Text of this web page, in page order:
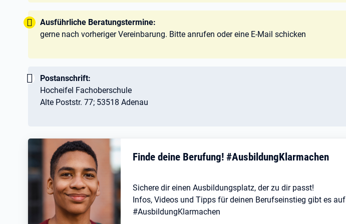
Tipp:
Ausführliche Beratungstermine:
gerne nach vorheriger Vereinbarung. Bitte anrufen oder eine E-Mail schicken
Wichtig:
Postanschrift:
Hocheifel Fachoberschule
Alte Poststr. 77; 53518 Adenau
Finde deine Berufung! #AusbildungKlarmachen
Sichere dir einen Ausbildungsplatz, der zu dir passt!
Infos, Videos und Tipps für deinen Berufseinstieg gibt es auf
#AusbildungKlarmachen